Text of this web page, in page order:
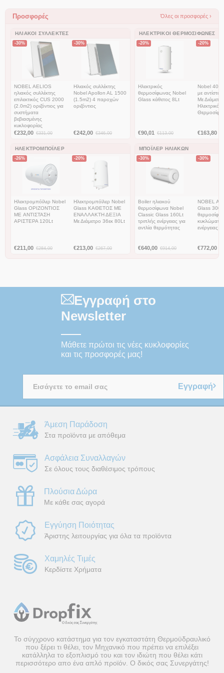
Προσφορές Όλες οι προσφορές ›
ΗΛΙΑΚΟΊ ΣΥΛΛΈΚΤΕΣ
-30%
NOBEL AELIOS
ηλιακός συλλέκτης
επιλεκτικός CUS 2000
(2.0m2) οριζόντιος για
συστήματα
βεβιασμένης
κυκλοφορίας
€232,00 €331,00
-30%
Ηλιακός συλλέκτης
Nobel Apollon AL 1500
(1.5m2) 4 παροχών
οριζόντιος
€242,00 €346,00
ΗΛΕΚΤΡΟΜΠΌΙΛΕΡ
-26%
Ηλεκτρομπόϊλερ Nobel
Glass ΟΡΙΖΟΝΤΙΟΣ
ME ΑΝΤΙΣΤΑΣΗ
ΑΡΙΣΤΕΡΑ 120Lt
€211,00 €284,00
-20%
Ηλεκτρομπόϊλερ Nobel
Glass ΚΑΘΕΤΟΣ ΜΕ
ΕΝΑΛΛΑΚΤΗ ΔΕΞΙΑ
Με Διάμετρο 36εκ 80Lt
€213,00 €267,00
ΗΛΕΚΤΡΙΚΟΊ ΘΕΡΜΟΣΊΦΩΝΕΣ
-20%
Ηλεκτρικός
θερμοσίφωνας Nobel
Glass κάθετος 8Lt
€90,01 €113,00
-20%
Nobel 40lt
με
Με
Ηλεκτρικός
€163,80
ΜΠΌΙΛΕΡ ΗΛΙΑΚΏΝ
-30%
Boiler ηλιακού
θερμοσίφωνα Nobel
Classic Glass 160Lt
τριπλής ενέργειας για
αντλία θερμότητας
€640,00 €914,00
-30%
NOBEL
Glass 300lt
ενέργειας
€772,00
Εγγραφή στο
Newsletter
Μάθετε πρώτοι τις νέες κυκλοφορίες
και τις προσφορές μας!
Εγγραφή
Άμεση Παράδοση
Στα προϊόντα με απόθεμα
Ασφάλεια Συναλλαγών
Σε όλους τους διαθέσιμος τρόπους
Πλούσια Δώρα
Με κάθε σας αγορά
Εγγύηση Ποιότητας
Άριστης λειτουργίας για όλα τα προϊόντα
Χαμηλές Τιμές
Κερδίστε Χρήματα
Το σύγχρονο κατάστημα για τον εγκαταστάτη Θερμοϋδραυλικό
που ξέρει τι θέλει, τον Μηχανικό που πρέπει να επιλέξει
κατάλληλα το εξοπλισμό του και τον ιδιώτη που θέλει κάτι
περισσότερο απο ένα απλό προϊόν. Ο δικός σας Συνεργάτης!